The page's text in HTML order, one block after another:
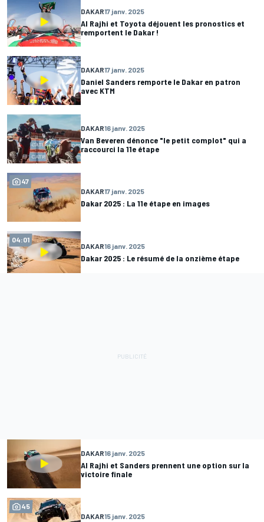
DAKAR17 janv. 2025
Al Rajhi et Toyota déjouent les pronostics et
remportent le Dakar !
DAKAR17 janv. 2025
Daniel Sanders remporte le Dakar en patron
avec KTM
DAKAR16 janv. 2025
Van Beveren dénonce "le petit complot" qui a
raccourci la 11e étape
47
DAKAR17 janv. 2025
Dakar 2025 : La 11e étape en images
04:01
DAKAR16 janv. 2025
Dakar 2025 : Le résumé de la onzième étape
DAKAR16 janv. 2025
Al Rajhi et Sanders prennent une option sur la
victoire finale
45
DAKAR15 janv. 2025